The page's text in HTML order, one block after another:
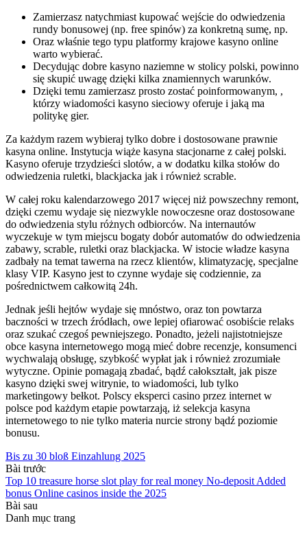
Zamierzasz natychmiast kupować wejście do odwiedzenia
rundy bonusowej (np. free spinów) za konkretną sumę, np.
Oraz właśnie tego typu platformy krajowe kasyno online
warto wybierać.
Decydując dobre kasyno naziemne w stolicy polski, powinno
się skupić uwagę dzięki kilka znamiennych warunków.
Dzięki temu zamierzasz prosto zostać poinformowanym, ,
którzy wiadomości kasyno sieciowy oferuje i jaką ma
politykę gier.
Za każdym razem wybieraj tylko dobre i dostosowane prawnie
kasyna online. Instytucja wiąże kasyna stacjonarne z całej polski.
Kasyno oferuje trzydzieści slotów, a w dodatku kilka stołów do
odwiedzenia ruletki, blackjacka jak i również scrable.
W całej roku kalendarzowego 2017 więcej niż powszechny remont,
dzięki czemu wydaje się niezwykle nowoczesne oraz dostosowane
do odwiedzenia stylu różnych odbiorców. Na internautów
wyczekuje w tym miejscu bogaty dobór automatów do odwiedzenia
zabawy, scrable, ruletki oraz blackjacka. W istocie władze kasyna
zadbały na temat tawerna na rzecz klientów, klimatyzację, specjalne
klasy VIP. Kasyno jest to czynne wydaje się codziennie, za
pośrednictwem całkowitą 24h.
Jednak jeśli hejtów wydaje się mnóstwo, oraz ton powtarza
baczności w trzech źródłach, owe lepiej ofiarować osobiście relaks
oraz szukać czegoś pewniejszego. Ponadto, jeżeli najistotniejsze
obce kasyna internetowego mogą mieć dobre recenzje, konsumenci
wychwalają obsługę, szybkość wypłat jak i również zrozumiałe
wytyczne. Opinie pomagają zbadać, bądź całokształt, jak pisze
kasyno dzięki swej witrynie, to wiadomości, lub tylko
marketingowy bełkot. Polscy eksperci casino przez internet w
polsce pod każdym etapie powtarzają, iż selekcja kasyna
internetowego to nie tylko materia nurcie strony bądź poziomie
bonusu.
Bis zu 30 bloß Einzahlung 2025
Bài trước
Top 10 treasure horse slot play for real money No-deposit Added
bonus Online casinos inside the 2025
Bài sau
Danh mục trang